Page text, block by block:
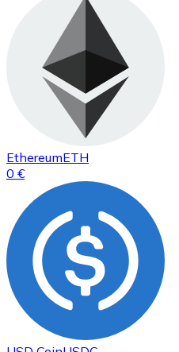
EthereumETH
0 €